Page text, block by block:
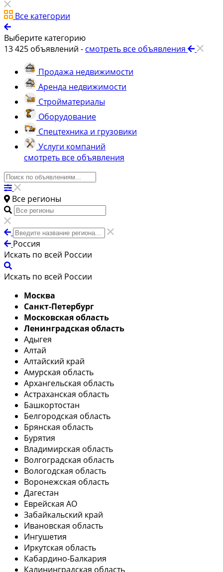
Все категории
Выберите категорию
13 425 объявлений - смотреть все объявления
Продажа недвижимости
Аренда недвижимости
Стройматериалы
Оборудование
Спецтехника и грузовики
Услуги компаний
смотреть все объявления
Все регионы
Россия
Искать по всей России
Искать по всей России
Москва
Санкт-Петербург
Московская область
Ленинградская область
Адыгея
Алтай
Алтайский край
Амурская область
Архангельская область
Астраханская область
Башкортостан
Белгородская область
Брянская область
Бурятия
Владимирская область
Волгоградская область
Вологодская область
Воронежская область
Дагестан
Еврейская АО
Забайкальский край
Ивановская область
Ингушетия
Иркутская область
Кабардино-Балкария
Калининградская область